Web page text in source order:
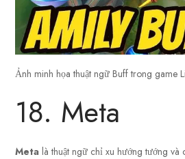
Ảnh minh họa thuật ngữ Buff trong game
18. Meta
Meta là thuật ngữ chỉ xu hướng tướng và